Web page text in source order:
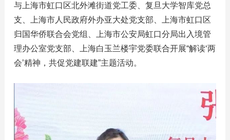
与上海市虹口区北外滩街道党工委、复旦大学智库党总
支、上海市人民政府外办亚大处党支部、上海市虹口区
归国华侨联合会党组、上海市公安局虹口分局出入境管
理办公室党支部、上海白玉兰楼宇党委联合开展“解读‘两
会’精神，共促党建联建”主题活动。